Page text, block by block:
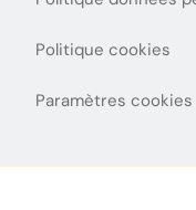
Politique cookies
Paramètres cookies